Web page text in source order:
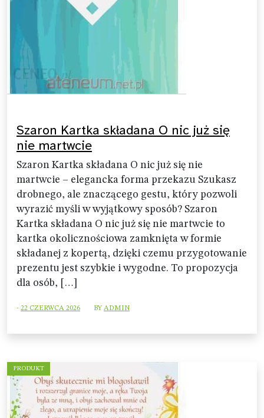
Szaron Kartka składana O nic już się
nie martwcie
Szaron Kartka składana O nic już się nie
martwcie – elegancka forma przekazu Szukasz
drobnego, ale znaczącego gestu, który pozwoli
wyrazić myśli w wyjątkowy sposób? Szaron
Kartka składana O nic już się nie martwcie to
kartka okolicznościowa zamknięta w formie
składanej z kopertą, dzięki czemu przygotowanie
prezentu jest szybkie i wygodne. To propozycja
dla osób, […]
- 22 CZERWCA 2026 BYADMIN
PRODUKT